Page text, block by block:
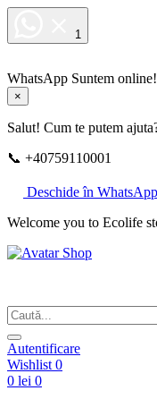
1
WhatsApp Suntem online!
×
Salut! Cum te putem
📞 +40759110001
Deschide în WhatsApp
Welcome you to Ecolife
Autentificare
Wishlist 0
0 lei 0